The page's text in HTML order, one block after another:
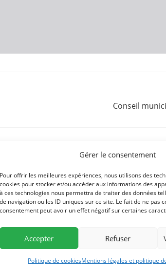
Gérer le consentement
Pour offrir les meilleures expériences, nous utilisons des
cookies pour stocker et/ou accéder aux informations des
à ces technologies nous permettra de traiter des données
de navigation ou les ID uniques sur ce site. Le fait de ne pas
consentement peut avoir un effet négatif sur certaines
Accepter Refuser
Politique de cookiesMentions légales et politique
Conseil
Décret fixant la date des élections
15 mars et 22 mars
28 août 2025
81 57 77 84
- Mentions légales